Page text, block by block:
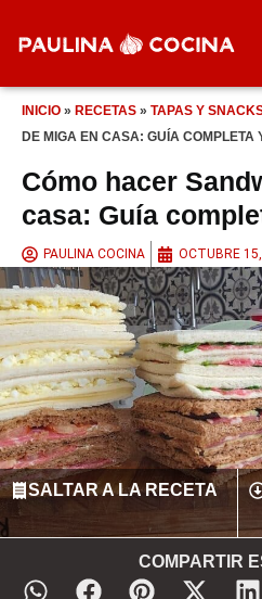
INICIO » RECETAS » TAPAS Y
DE MIGA EN CASA: GUÍA COMPLETA
Cómo hacer
casa: Guía
PAULINA COCINA OCTUBRE
SALTAR A LA RECETA
COMPARTIR